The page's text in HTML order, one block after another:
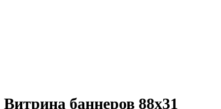
Витрина баннеров 88x31